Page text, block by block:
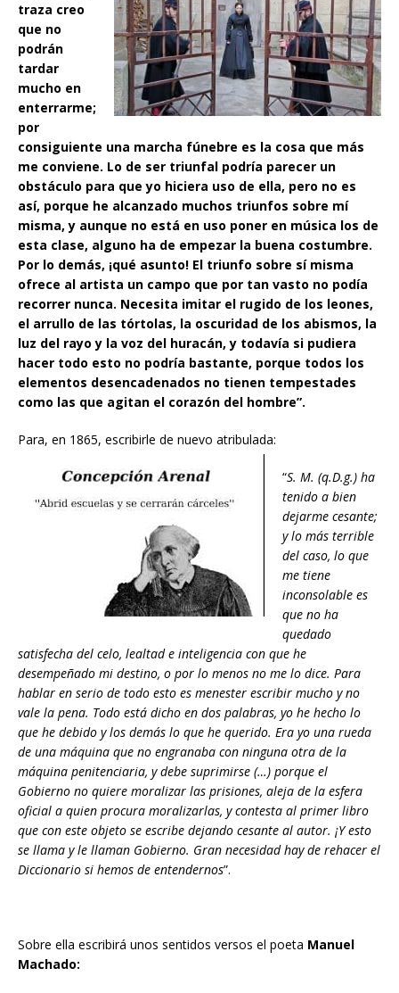
traza creo
que no
podrán
tardar
mucho en
enterrarme;
por
consiguiente una marcha fúnebre es la cosa que más
me conviene. Lo de ser triunfal podría parecer un
obstáculo para que yo hiciera uso de ella, pero no es
así, porque he alcanzado muchos triunfos sobre mí
misma, y aunque no está en uso poner en música los de
esta clase, alguno ha de empezar la buena costumbre.
Por lo demás, ¡qué asunto! El triunfo sobre sí misma
ofrece al artista un campo que por tan vasto no podía
recorrer nunca. Necesita imitar el rugido de los leones,
el arrullo de las tórtolas, la oscuridad de los abismos, la
luz del rayo y la voz del huracán, y todavía si pudiera
hacer todo esto no podría bastante, porque todos los
elementos desencadenados no tienen tempestades
como las que agitan el corazón del hombre”.
Para, en 1865, escribirle de nuevo atribulada:
“S. M. (q.D.g.) ha
tenido a bien
dejarme cesante;
y lo más terrible
del caso, lo que
me tiene
inconsolable es
que no ha
quedado
satisfecha del celo, lealtad e inteligencia con que he
desempeñado mi destino, o por lo menos no me lo dice. Para
hablar en serio de todo esto es menester escribir mucho y no
vale la pena. Todo está dicho en dos palabras, yo he hecho lo
que he debido y los demás lo que he querido. Era yo una rueda
de una máquina que no engranaba con ninguna otra de la
máquina penitenciaria, y debe suprimirse (…) porque el
Gobierno no quiere moralizar las prisiones, aleja de la esfera
oficial a quien procura moralizarlas, y contesta al primer libro
que con este objeto se escribe dejando cesante al autor. ¡Y esto
se llama y le llaman Gobierno. Gran necesidad hay de rehacer el
Diccionario si hemos de entendernos”.
Sobre ella escribirá unos sentidos versos el poeta Manuel
Machado: